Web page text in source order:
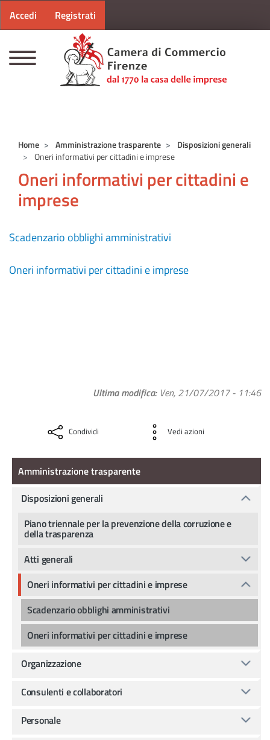
Menu profilo utente
Accedi Registrati
Home Amministrazione trasparente
Disposizioni generali
Oneri informativi per cittadini e imprese
Oneri informativi per cittadini e
imprese
Scadenzario obblighi amministrativi
Oneri informativi per cittadini e imprese
Ultima modifica Ven, 21/07/2017 - 11:46
Condividi Vedi azioni
Amministrazione Trasparente
Amministrazione trasparente
Disposizioni generali
Piano triennale per la prevenzione della corruzione e
della trasparenza
Atti generali
Oneri informativi per cittadini e imprese
Scadenzario obblighi amministrativi
Oneri informativi per cittadini e imprese
Organizzazione
Consulenti e collaboratori
Personale